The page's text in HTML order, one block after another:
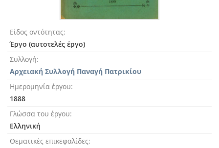
Είδος οντότητας
Έργο (αυτοτελές έργο)
Συλλογή
Αρχειακή Συλλογή Παναγή Πατρικίου
Ημερομηνία έργου
1888
Γλώσσα του έργου
Ελληνική
Θεματικές επικεφαλίδες